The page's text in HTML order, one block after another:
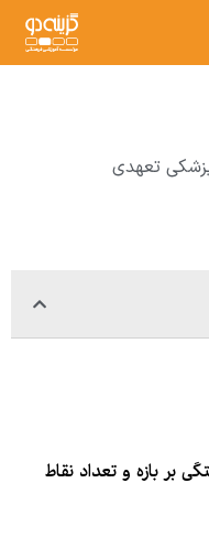
تعهدی
بر بازه و تعداد نقاط